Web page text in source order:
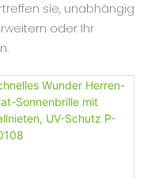
sie, unabhängig
oder Ihr